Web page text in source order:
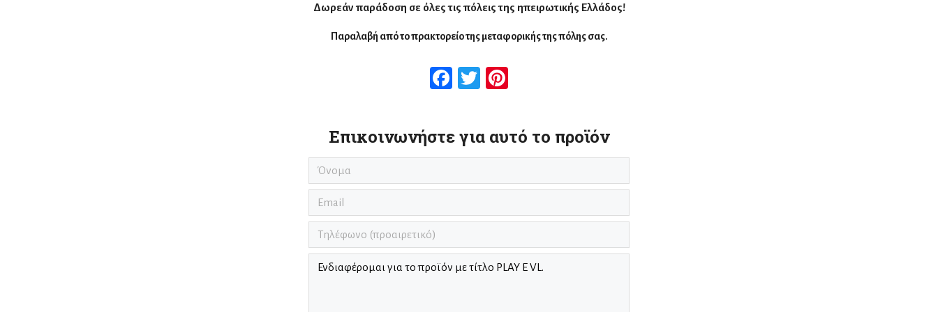
Δωρεάν παράδοση σε όλες τις πόλεις της ηπειρωτικής Ελλάδος!
Παραλαβή από το πρακτορείο της μεταφορικής της πόλης σας.
Facebook
Twitter
Επικοινωνήστε για αυτό το προϊόν